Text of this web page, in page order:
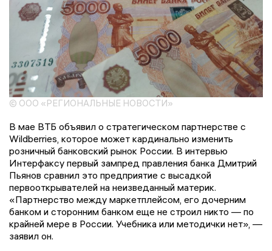
© ООО «РЕГИОНАЛЬНЫЕ НОВОСТИ»
В мае ВТБ объявил о стратегическом партнерстве с
Wildberries, которое может кардинально изменить
розничный банковский рынок России. В интервью
Интерфаксу первый зампред правления банка Дмитрий
Пьянов сравнил это предприятие с высадкой
первооткрывателей на неизведанный материк.
«Партнерство между маркетплейсом, его дочерним
банком и сторонним банком еще не строил никто — по
крайней мере в России. Учебника или методички нет», —
заявил он.